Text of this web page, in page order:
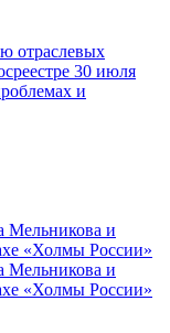
отраслевых
30 июля
и